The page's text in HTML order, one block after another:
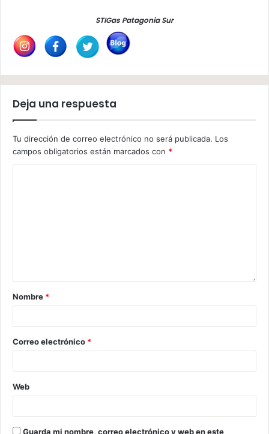
STIGas Patagonia Sur
Deja una respuesta
Tu dirección de correo electrónico no será publicada. Los
campos obligatorios están marcados con *
Nombre *
Correo electrónico *
Web
Guarda mi nombre, correo electrónico y web en este